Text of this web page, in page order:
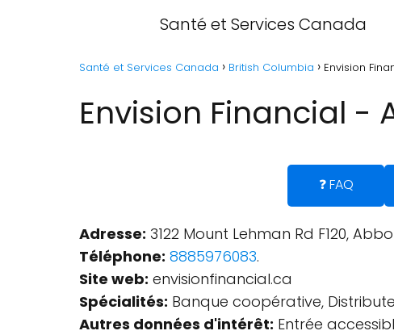
Santé et Services Canada
Santé et Services Canada British Columbia Envision
Envision Financial -
❓ FAQ
Adresse: 3122 Mount Lehman Rd F120,
Téléphone: 8885976083.
Site web: envisionfinancial.ca
Spécialités: Banque coopérative,
Autres données d'intérêt: Entrée